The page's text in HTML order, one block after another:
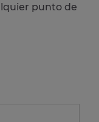
punto de